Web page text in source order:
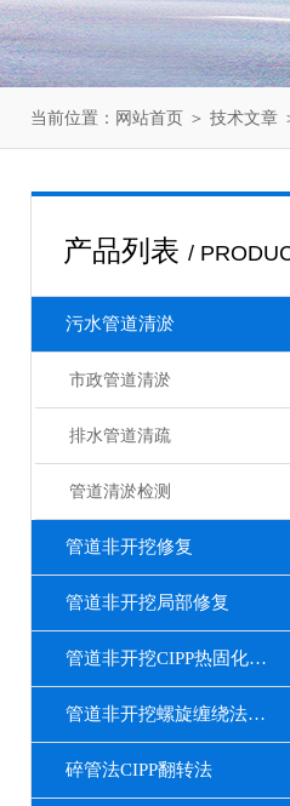
当前位置： 网站首页 ＞ 技术文章
产品列表 /
污水管道清淤
市政管道清淤
排水管道清疏
管道清淤检测
管道非开挖修复
管道非开挖局部修复
管道非开挖CIPP热固化修复
管道非开挖螺旋缠绕法修复
碎管法CIPP翻转法